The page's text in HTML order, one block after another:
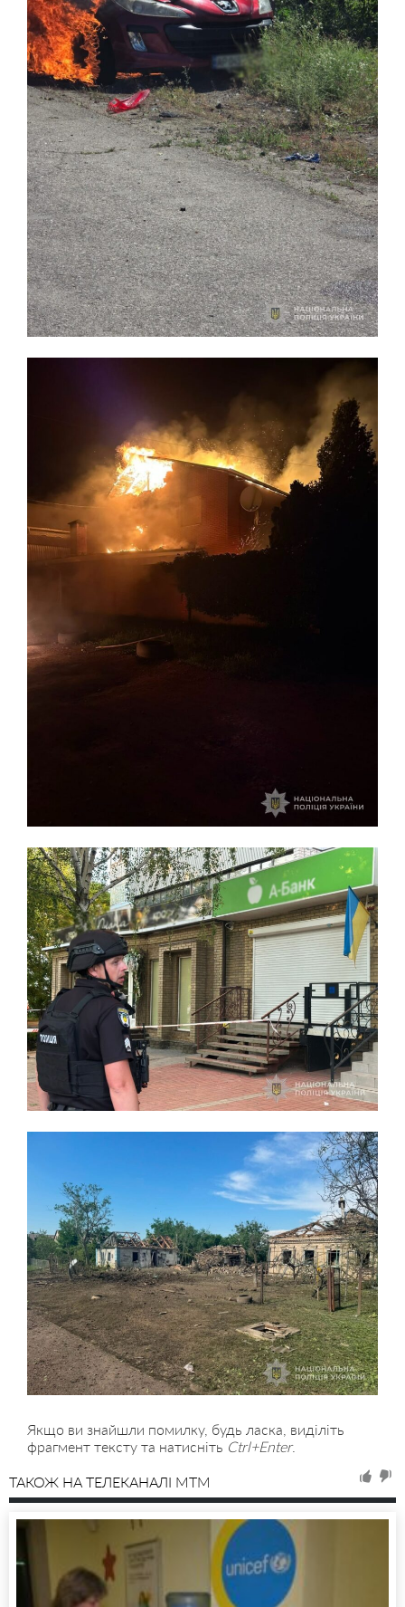
Якщо ви знайшли помилку, будь ласка, виділіть
фрагмент тексту та натисніть Ctrl+Enter.
ТАКОЖ НА ТЕЛЕКАНАЛІ MTM